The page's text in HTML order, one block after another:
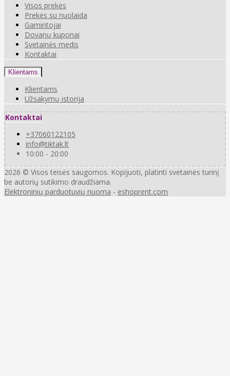
Visos prekės
Prekės su nuolaida
Gamintojai
Dovanų kuponai
Svetainės medis
Kontaktai
Klientams
Klientams
Užsakymų istorija
Kontaktai
+37060122105
info@tiktak.lt
10:00 - 20:00
2026 © Visos teisės saugomos. Kopijuoti, platinti svetainės turinį
be autorių sutikimo draudžiama.
Elektroninių parduotuvių nuoma - eshoprent.com